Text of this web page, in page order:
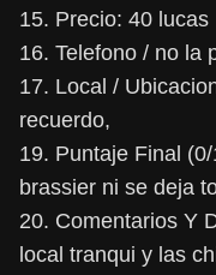
15. Precio: 40 lucas
16. Telefono / no la
17. Local /
recuerdo,
19. Puntaje Final
brassier ni se deja
20. Comentarios Y
local tranqui y las